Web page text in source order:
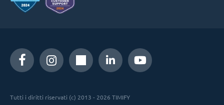
Tutti i diritti riservati (c) 2013 - 2026 TIMIFY